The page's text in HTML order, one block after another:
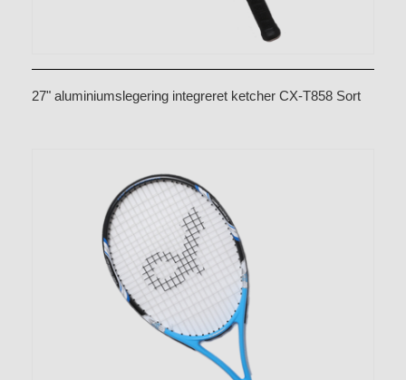
27" aluminiumslegering integreret ketcher CX-T858 Sort